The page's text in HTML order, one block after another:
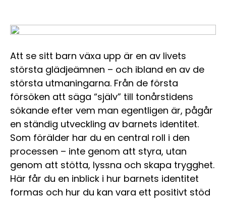
Att se sitt barn växa upp är en av livets
största glädjeämnen – och ibland en av de
största utmaningarna. Från de första
försöken att säga “själv” till tonårstidens
sökande efter vem man egentligen är, pågår
en ständig utveckling av barnets identitet.
Som förälder har du en central roll i den
processen – inte genom att styra, utan
genom att stötta, lyssna och skapa trygghet.
Här får du en inblick i hur barnets identitet
formas och hur du kan vara ett positivt stöd